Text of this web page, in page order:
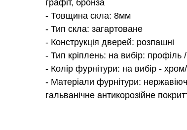
графіт, бронза
- Товщина скла: 8мм
- Тип скла: загартоване
- Конструкція дверей: розпашні
- Тип кріплень: на вибір: профіль
- Колір фурнітури: на вибір -
- Матеріали фурнітури:
гальванічне антикорозійне